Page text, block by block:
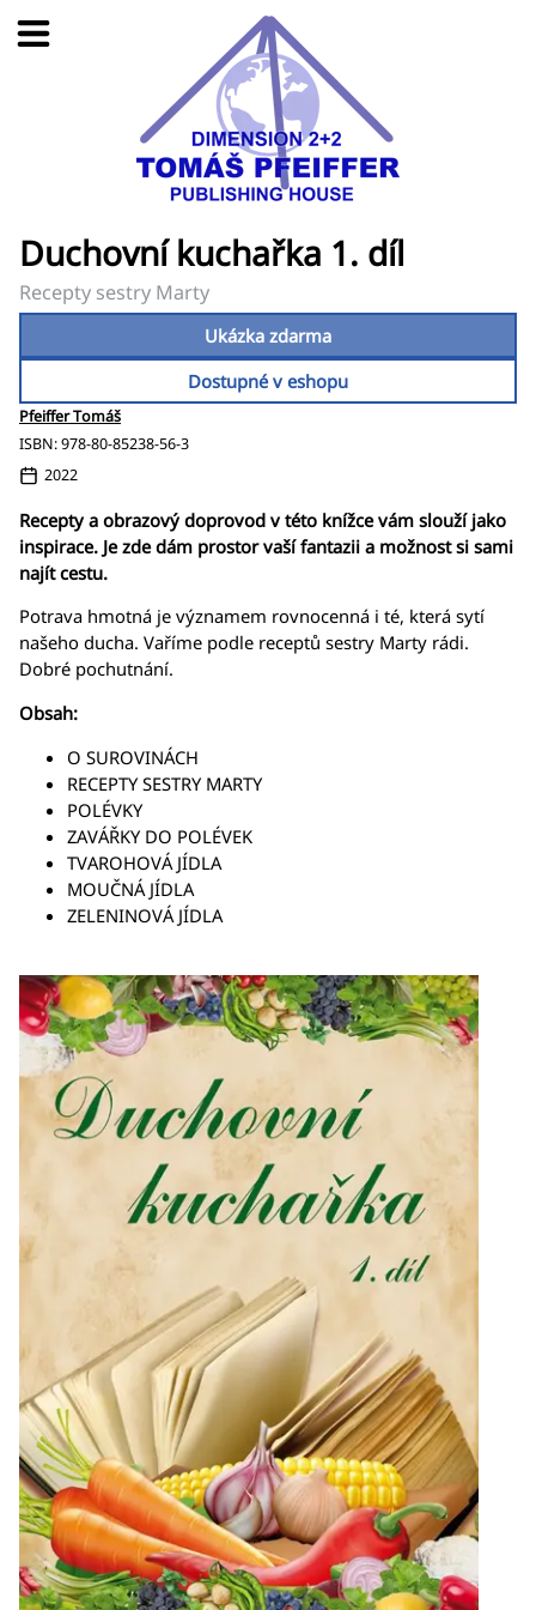
Duchovní kuchařka 1. díl
Recepty sestry Marty
Ukázka zdarma
Dostupné v eshopu
Pfeiffer Tomáš
ISBN: 978-80-85238-56-3
2022
Recepty a obrazový doprovod v této knížce vám slouží jako
inspirace. Je zde dám prostor vaší fantazii a možnost si sami
najít cestu.
Potrava hmotná je významem rovnocenná i té, která sytí
našeho ducha. Vaříme podle receptů sestry Marty rádi.
Dobré pochutnání.
Obsah:
O SUROVINÁCH
RECEPTY SESTRY MARTY
POLÉVKY
ZAVÁŘKY DO POLÉVEK
TVAROHOVÁ JÍDLA
MOUČNÁ JÍDLA
ZELENINOVÁ JÍDLA